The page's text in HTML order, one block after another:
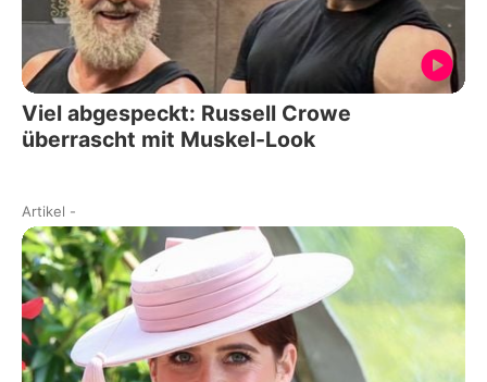
Viel abgespeckt: Russell Crowe
überrascht mit Muskel-Look
Artikel -